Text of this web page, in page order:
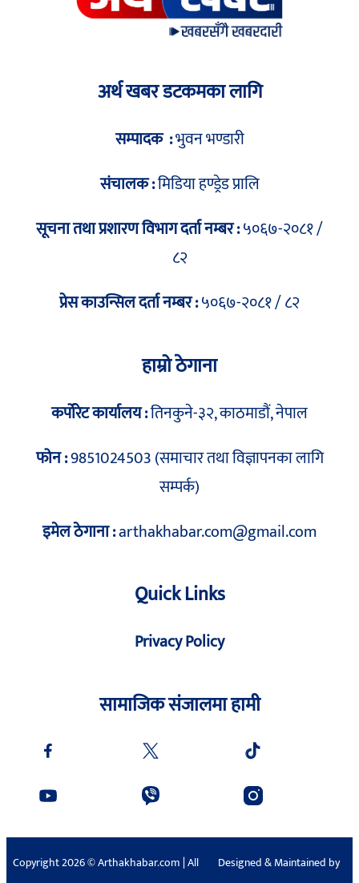
अर्थ खबर डटकमका लागि
सम्पादक :भुवन भण्डारी
संचालक :मिडिया हण्ड्रेड प्रालि
सूचना तथा प्रशारण विभाग दर्ता नम्बर :५०६७-२०८१ /
८२
प्रेस काउन्सिल दर्ता नम्बर :५०६७-२०८१ / ८२
हाम्रो ठेगाना
कर्पोरेट कार्यालय :तिनकुने-३२, काठमाडौं, नेपाल
फोन :9851024503 (समाचार तथा विज्ञापनका लागि
सम्पर्क)
इमेल ठेगाना :arthakhabar.com@gmail.com
Quick Links
Privacy Policy
सामाजिक संजालमा हामी
Copyright 2026 © Arthakhabar.com | All
Designed & Maintained by